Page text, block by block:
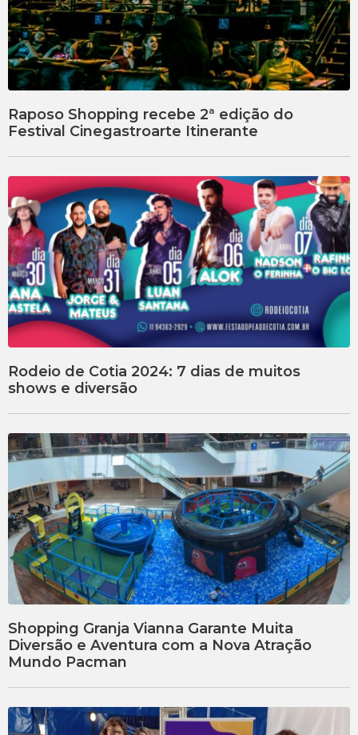
Raposo Shopping recebe 2ª edição do
Festival Cinegastroarte Itinerante
Rodeio de Cotia 2024: 7 dias de muitos
shows e diversão
Shopping Granja Vianna Garante Muita
Diversão e Aventura com a Nova Atração
Mundo Pacman